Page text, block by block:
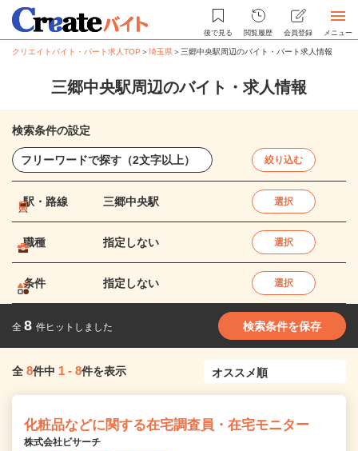
後で見る 閲覧履歴 会員登録 メニュー
クリエイトバイト・パート求人TOP ＞埼玉県＞ 三郷中央駅周辺のバイト・パート求人情報
三郷中央駅周辺のバイト・求人情報
検索条件の設定
絞り込む
駅・路線 三郷中央駅 選択
職種 指定しない 選択
条件 指定しない 選択
全 8 件ヒットしました 検索条件を保存
全 8件中 1 - 8件を表示
化粧品などに関する在宅調査員・在宅モニター
株式会社ビサーチ